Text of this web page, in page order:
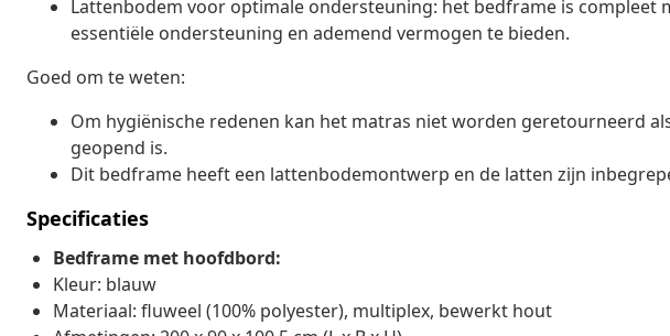
Lattenbodem voor optimale ondersteuning: het bedframe is compleet
essentiële ondersteuning en ademend vermogen te bieden.
Goed om te weten:
Om hygiënische redenen kan het matras niet worden geretourneerd
geopend is.
Dit bedframe heeft een lattenbodemontwerp en de latten zijn
Specificaties
Bedframe met hoofdbord:
Kleur: blauw
Materiaal: fluweel (100% polyester), multiplex, bewerkt hout